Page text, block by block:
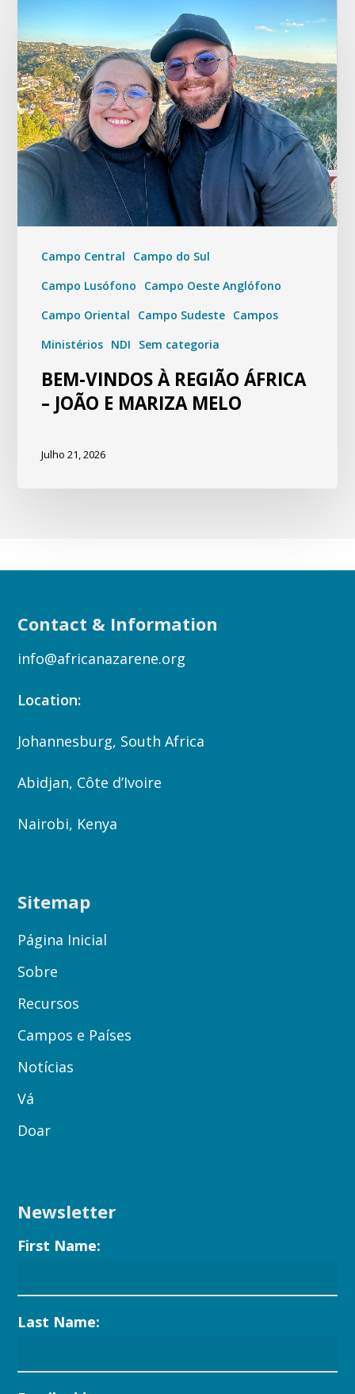
Campo Central
Campo do Sul
Campo Lusófono
Campo Oeste Anglófono
Campo Oriental
Campo Sudeste Campos
Ministérios NDI Sem categoria
BEM-VINDOS À REGIÃO ÁFRICA
– JOÃO E MARIZA MELO
Julho 21, 2026
Contact & Information
info@africanazarene.org
Location:
Johannesburg, South Africa
Abidjan, Côte d’Ivoire
Nairobi, Kenya
Sitemap
Página Inicial
Sobre
Recursos
Campos e Países
Notícias
Vá
Doar
Newsletter
First Name:
Last Name: